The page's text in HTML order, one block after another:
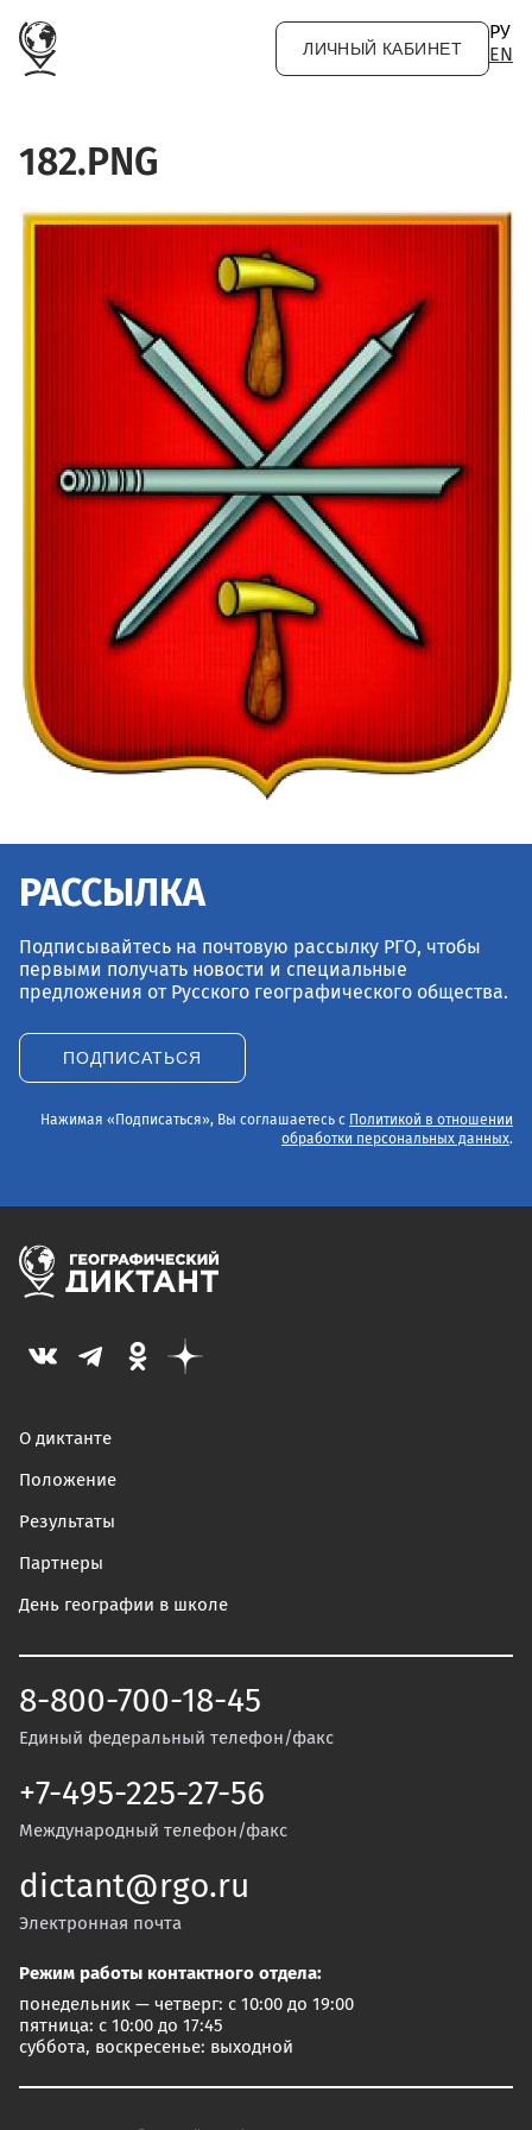
ЛИЧНЫЙ КАБИНЕТ
РУ
EN
182.PNG
РАССЫЛКА
Подписывайтесь на почтовую рассылку РГО, чтобы
первыми получать новости и специальные
предложения от Русского географического общества.
ПОДПИСАТЬСЯ
Нажимая «Подписаться», Вы соглашаетесь с
Политикой в отношении
обработки персональных данных.
О диктанте
Положение
Результаты
Партнеры
День географии в школе
8-800-700-18-45
Единый федеральный телефон/факс
+7-495-225-27-56
Международный телефон/факс
dictant@rgo.ru
Электронная почта
Режим работы контактного отдела:
понедельник — четверг: с 10:00 до 19:00
пятница: с 10:00 до 17:45
суббота, воскресенье: выходной